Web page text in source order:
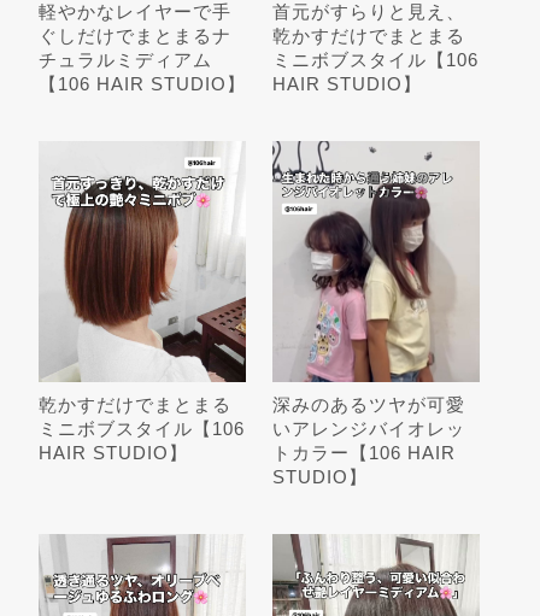
軽やかなレイヤーで手
ぐしだけでまとまるナ
チュラルミディアム
【106 HAIR STUDIO】
首元がすらりと見え、
乾かすだけでまとまる
ミニボブスタイル【106
HAIR STUDIO】
乾かすだけでまとまる
ミニボブスタイル【106
HAIR STUDIO】
深みのあるツヤが可愛
いアレンジバイオレッ
トカラー【106 HAIR
STUDIO】